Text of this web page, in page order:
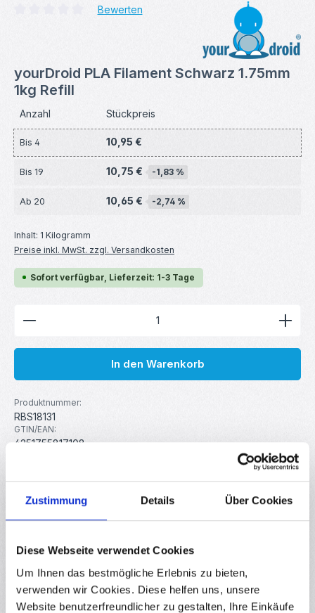
Zustimmung Details Über Cookies
Diese Webseite verwendet Cookies
Um Ihnen das bestmögliche Erlebnis zu bieten,
verwenden wir Cookies. Diese helfen uns, unsere
Website benutzerfreundlicher zu gestalten, Ihre Einkäufe
Durchschnittliche Bewertung von 0 von 5 Sternen
Bewerten
yourDroid PLA Filament Schwarz 1.75mm
1kg Refill
Anzahl Stückpreis
Bis 4 10,95 €
Bis 19 10,75 € -1,83 %
Ab 20 10,65 € -2,74 %
Inhalt: 1 Kilogramm
Preise inkl. MwSt. zzgl. Versandkosten
Sofort verfügbar, Lieferzeit: 1-3 Tage
Produkt Anzahl: Gib den gewünschten Wert ein
In den Warenkorb
Produktnummer:
RBS18131
GTIN/EAN:
4251755817108
Gewicht:
1.3 kg
Beschreibung
Das yourDroid PLA Filament Schwarz 1.75 mm – Refill ist die
perfekte Wahl für umweltbewusste 3D-Drucker, die Wert
auf her… Mehr